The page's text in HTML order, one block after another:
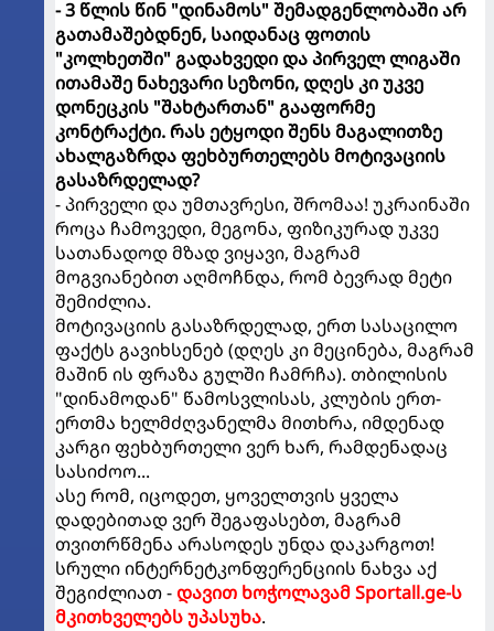
- 3 წლის წინ "დინამოს" შემადგენლობაში არ
გათამაშებდნენ, საიდანაც ფოთის
"კოლხეთში" გადახვედი და პირველ ლიგაში
ითამაშე ნახევარი სეზონი, დღეს კი უკვე
დონეცკის "შახტართან" გააფორმე
კონტრაქტი. რას ეტყოდი შენს მაგალითზე
ახალგაზრდა ფეხბურთელებს მოტივაციის
გასაზრდელად?
- პირველი და უმთავრესი, შრომაა! უკრაინაში
როცა ჩამოვედი, მეგონა, ფიზიკურად უკვე
სათანადოდ მზად ვიყავი, მაგრამ
მოგვიანებით აღმოჩნდა, რომ ბევრად მეტი
შემიძლია.
მოტივაციის გასაზრდელად, ერთ სასაცილო
ფაქტს გავიხსენებ (დღეს კი მეცინება, მაგრამ
მაშინ ის ფრაზა გულში ჩამრჩა). თბილისის
"დინამოდან" წამოსვლისას, კლუბის ერთ-
ერთმა ხელმძღვანელმა მითხრა, იმდენად
კარგი ფეხბურთელი ვერ ხარ, რამდენადაც
სასიძოო...
ასე რომ, იცოდეთ, ყოველთვის ყველა
დადებითად ვერ შეგაფასებთ, მაგრამ
თვითრწმენა არასოდეს უნდა დაკარგოთ!
სრული ინტერნეტკონფერენციის ნახვა აქ
შეგიძლიათ -დავით ხოჭოლავამ Sportall.ge-ს
მკითხველებს უპასუხა.